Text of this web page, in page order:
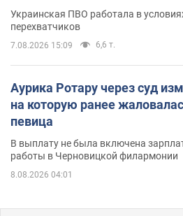
Украинская ПВО работала в
перехватчиков
7.08.2026 15:09 6,6 т.
Аурика Ротару через суд
на которую ранее
певица
В выплату не была включена
работы в Черновицкой филармонии
8.08.2026 04:01